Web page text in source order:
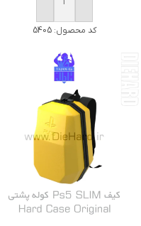
افزودن به سبد خرید
کد محصول:5405